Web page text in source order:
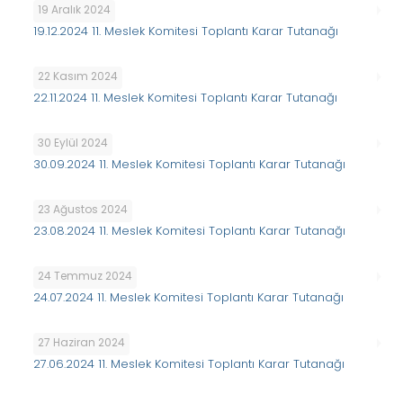
19 Aralık 2024
19.12.2024 11. Meslek Komitesi Toplantı Karar Tutanağı
22 Kasım 2024
22.11.2024 11. Meslek Komitesi Toplantı Karar Tutanağı
30 Eylül 2024
30.09.2024 11. Meslek Komitesi Toplantı Karar Tutanağı
23 Ağustos 2024
23.08.2024 11. Meslek Komitesi Toplantı Karar Tutanağı
24 Temmuz 2024
24.07.2024 11. Meslek Komitesi Toplantı Karar Tutanağı
27 Haziran 2024
27.06.2024 11. Meslek Komitesi Toplantı Karar Tutanağı